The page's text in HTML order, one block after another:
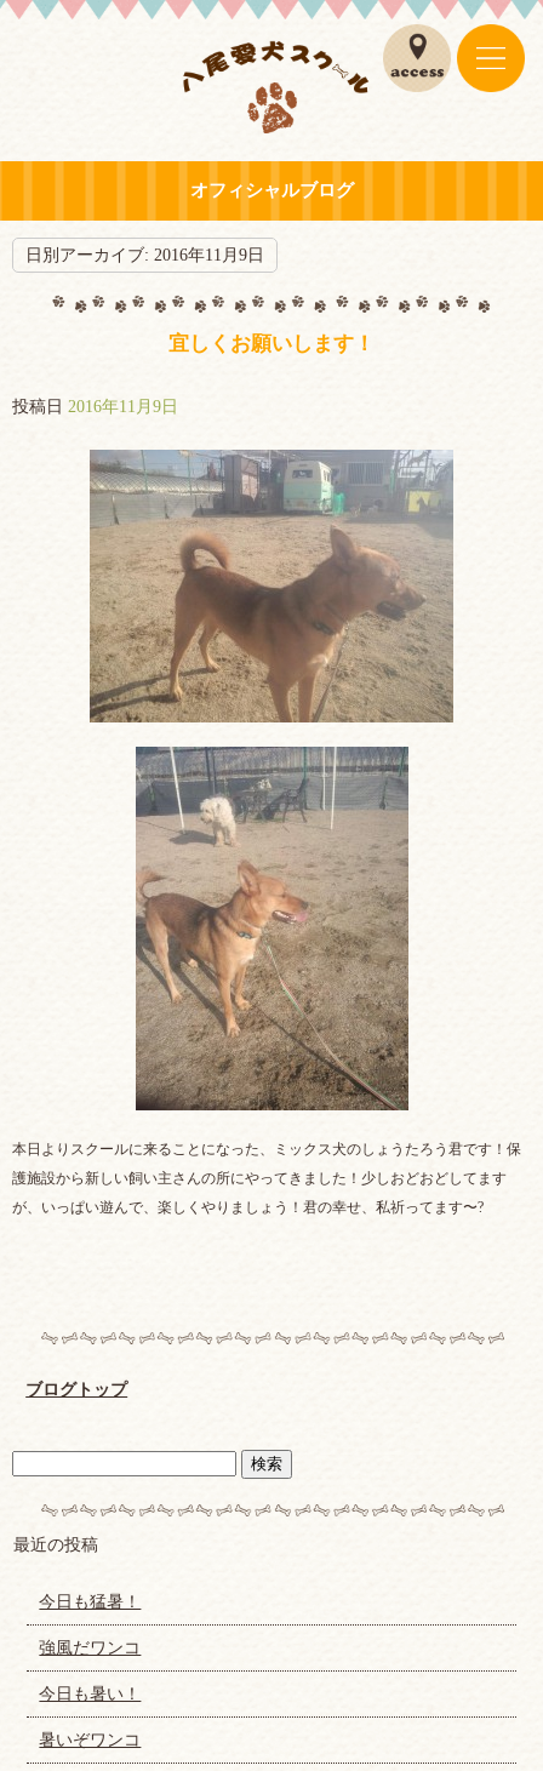
オフィシャルブログ
日別アーカイブ: 2016年11月9日
宜しくお願いします！
投稿日 2016年11月9日
本日よりスクールに来ることになった、ミックス犬のしょうたろう君です！保
護施設から新しい飼い主さんの所にやってきました！少しおどおどしてます
が、いっぱい遊んで、楽しくやりましょう！君の幸せ、私祈ってます〜?
ブログトップ
最近の投稿
今日も猛暑！
強風だワンコ
今日も暑い！
暑いぞワンコ